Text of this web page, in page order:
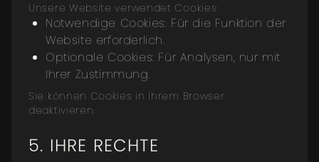
Unsere Website verwendet Cookies:
Notwendige Cookies: Für die Funktion der
Website erforderlich.
Optionale Cookies: Für Analysen, nur mit
Ihrer Zustimmung.
Sie können Cookies in Ihrem Browser
deaktivieren.
5. IHRE RECHTE